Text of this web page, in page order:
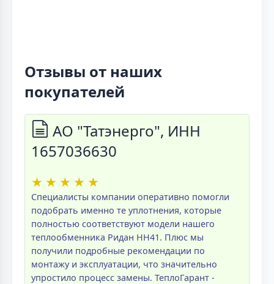
Отзывы от наших
покупателей
АО "Татэнерго", ИНН
1657036630
★ ★ ★ ★ ★
Специалисты компании оперативно помогли
подобрать именно те уплотнения, которые
полностью соответствуют модели нашего
теплообменника Ридан НН41. Плюс мы
получили подробные рекомендации по
монтажу и эксплуатации, что значительно
упростило процесс замены. ТеплоГарант -